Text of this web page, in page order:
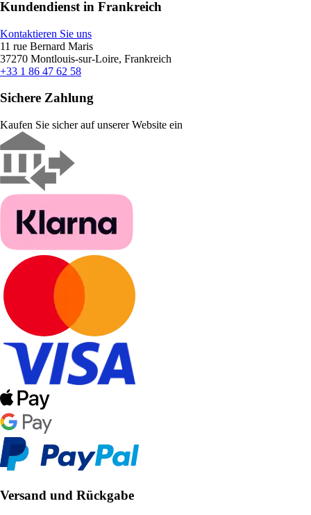
Kundendienst in Frankreich
Kontaktieren Sie uns
11 rue Bernard Maris
37270 Montlouis-sur-Loire, Frankreich
+33 1 86 47 62 58
Sichere Zahlung
Kaufen Sie sicher auf unserer Website ein
Versand und Rückgabe